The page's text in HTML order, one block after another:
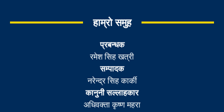
हाम्रो समुह
प्रबन्धक
रमेश सिह खत्री
सम्पादक
नरेन्द्र सिह कार्की
कानुनी सल्लाहकार
अधिवक्ता कृष्ण महरा